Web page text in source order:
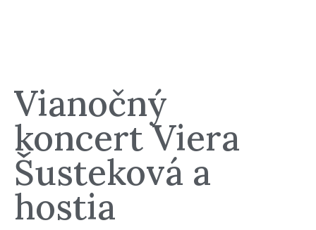
Vianočný
koncert Viera
Šusteková a
hostia